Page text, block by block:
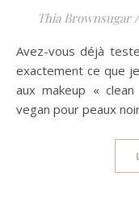
Thia Brownsugar /
Avez-vous déjà tester un parcours du combattant? C’est
exactement ce que
aux makeup «
vegan pour peaux